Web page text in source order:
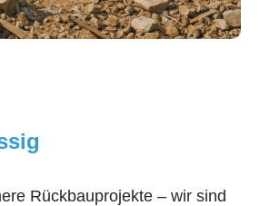
Rückbauprojekte – wir sind